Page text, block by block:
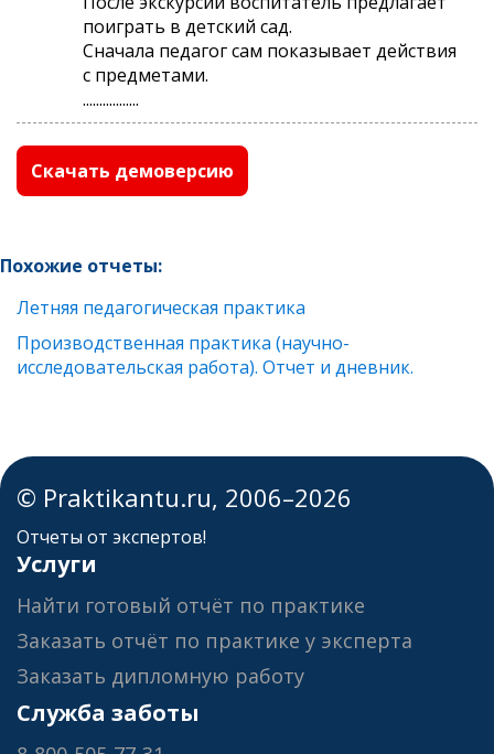
поиграть в детский сад.
Сначала педагог сам показывает действия
с предметами.
.................
Скачать демоверсию
Похожие отчеты:
Летняя педагогическая практика
Производственная практика (научно-
исследовательская работа). Отчет и дневник.
© Praktikantu.ru, 2006–2026
Отчеты от экспертов!
Услуги
Найти готовый отчёт по практике
Заказать отчёт по практике у эксперта
Заказать дипломную работу
Служба заботы